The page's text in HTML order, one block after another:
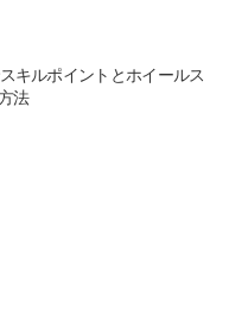
キルポイントとホイールス
法